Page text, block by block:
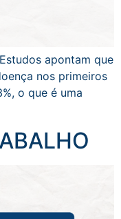
apontam que
nos primeiros
o que é uma